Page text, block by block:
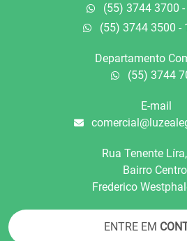
(55) 3744 3700
(55) 3744 3500 -
Departamento
(55) 3744
E-mail
Rua Tenente
Bairro
Frederico
ENTRE EM